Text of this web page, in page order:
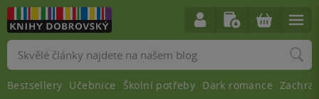
Vyhledávání
Bestsellery Učebnice Školní potřeby Dark romance